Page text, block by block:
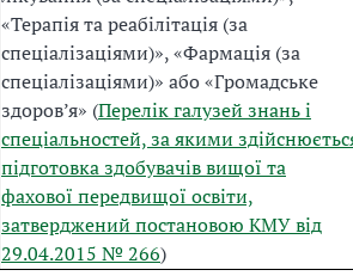
«Терапія та реабілітація (за
спеціалізаціями)», «Фармація (за
спеціалізаціями)» або «Громадське
здоров’я» (Перелік галузей знань і
спеціальностей, за якими
підготовка здобувачів вищої та
фахової передвищої освіти,
затверджений постановою КМУ від
29.04.2015 № 266)